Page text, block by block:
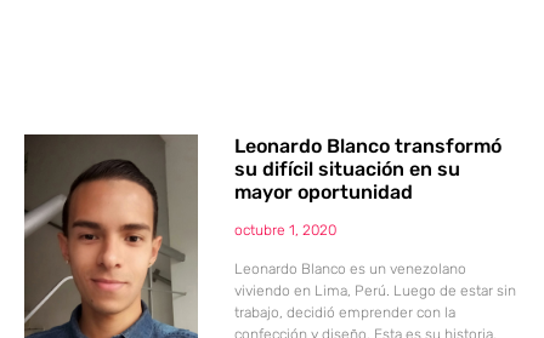
Leonardo Blanco transformó
su difícil situación en su
mayor oportunidad
octubre 1, 2020
Leonardo Blanco es un venezolano
viviendo en Lima, Perú. Luego de estar sin
trabajo, decidió emprender con la
confección y diseño. Esta es su historia.